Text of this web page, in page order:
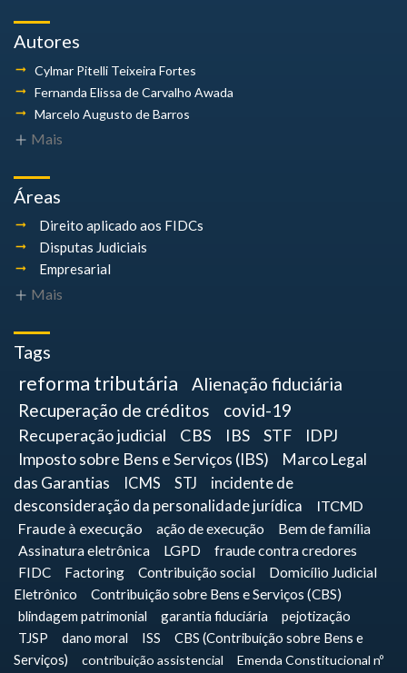
Autores
Cylmar Pitelli Teixeira Fortes
Fernanda Elissa de Carvalho Awada
Marcelo Augusto de Barros
Mais
Áreas
Direito aplicado aos FIDCs
Disputas Judiciais
Empresarial
Mais
Tags
reforma tributária
Alienação fiduciária
Recuperação de créditos
covid-19
Recuperação judicial CBS IBS STF
IDPJ
Imposto sobre Bens e Serviços (IBS)
Marco Legal
das Garantias
ICMS STJ
incidente de
desconsideração da personalidade jurídica
ITCMD
Fraude à execução
ação de execução
Bem de família
Assinatura eletrônica
LGPD fraude contra credores
FIDC Factoring Contribuição social
Domicílio Judicial
Eletrônico
Contribuição sobre Bens e Serviços (CBS)
blindagem patrimonial
garantia fiduciária
pejotização
TJSP
dano moral ISS
CBS (Contribuição sobre Bens e
Serviços)
contribuição assistencial
Emenda Constitucional nº